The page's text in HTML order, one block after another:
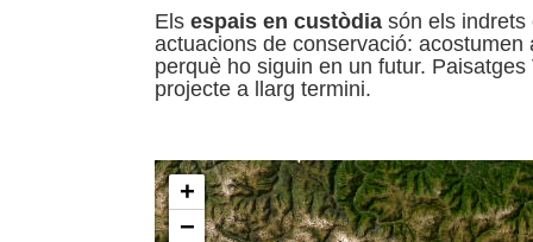
Els espais en custòdia són els indrets
actuacions de conservació:
perquè ho siguin en un futur.
projecte a llarg termini.
+
−